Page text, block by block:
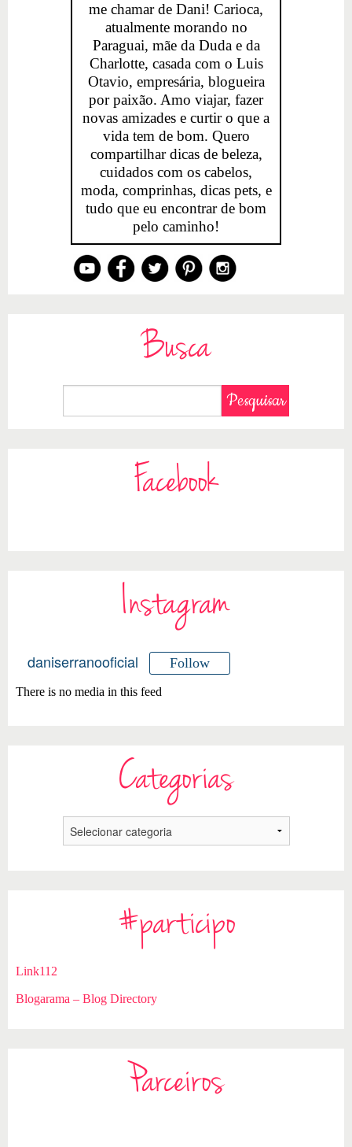
me chamar de Dani! Carioca,
atualmente morando no
Paraguai, mãe da Duda e da
Charlotte, casada com o Luis
Otavio, empresária, blogueira
por paixão. Amo viajar, fazer
novas amizades e curtir o que a
vida tem de bom. Quero
compartilhar dicas de beleza,
cuidados com os cabelos,
moda, comprinhas, dicas pets, e
tudo que eu encontrar de bom
pelo caminho!
Busca
Facebook
Instagram
daniserranooficial Follow
There is no media in this feed
Categorias
#participo
Link112
Blogarama – Blog Directory
Parceiros